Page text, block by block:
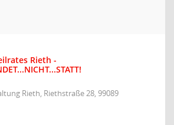
Rieth -
Rieth, Riethstraße 28, 99089